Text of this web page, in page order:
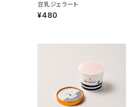
豆乳ジェラート
¥480